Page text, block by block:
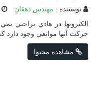
نویسنده : مهندس دهقان
الكترونها در هادي براحتي
حركت آنها موانعي وجود دارد
مشاهده محتوا